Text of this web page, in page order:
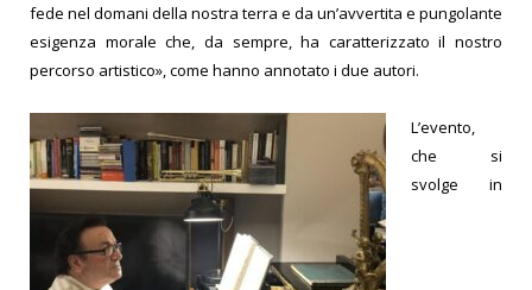
fede nel domani della nostra terra e da un’avvertita e pungolante
esigenza morale che, da sempre, ha caratterizzato il nostro
percorso artistico», come hanno annotato i due autori.
L’evento,
che si
svolge in